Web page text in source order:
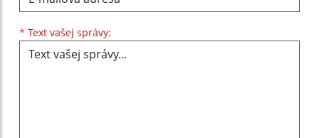
* Text vašej správy: